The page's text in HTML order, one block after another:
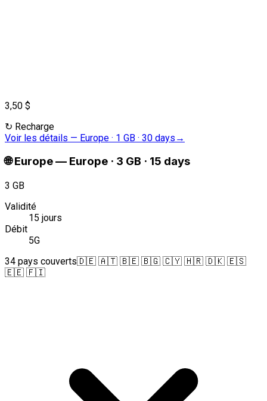
3,50 $
↻ Recharge
Voir les détails — Europe · 1 GB · 30 days →
🌐 Europe— Europe · 3 GB · 15 days
3 GB
Validité
15 jours
Débit
5G
34 pays couverts🇩🇪 🇦🇹 🇧🇪 🇧🇬 🇨🇾 🇭🇷 🇩🇰 🇪🇸
🇪🇪 🇫🇮